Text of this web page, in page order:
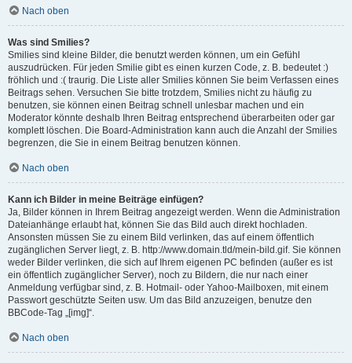
Nach oben
Was sind Smilies?
Smilies sind kleine Bilder, die benutzt werden können, um ein Gefühl
auszudrücken. Für jeden Smilie gibt es einen kurzen Code, z. B. bedeutet :)
fröhlich und :( traurig. Die Liste aller Smilies können Sie beim Verfassen eines
Beitrags sehen. Versuchen Sie bitte trotzdem, Smilies nicht zu häufig zu
benutzen, sie können einen Beitrag schnell unlesbar machen und ein
Moderator könnte deshalb Ihren Beitrag entsprechend überarbeiten oder gar
komplett löschen. Die Board-Administration kann auch die Anzahl der Smilies
begrenzen, die Sie in einem Beitrag benutzen können.
Nach oben
Kann ich Bilder in meine Beiträge einfügen?
Ja, Bilder können in Ihrem Beitrag angezeigt werden. Wenn die Administration
Dateianhänge erlaubt hat, können Sie das Bild auch direkt hochladen.
Ansonsten müssen Sie zu einem Bild verlinken, das auf einem öffentlich
zugänglichen Server liegt, z. B. http://www.domain.tld/mein-bild.gif. Sie können
weder Bilder verlinken, die sich auf Ihrem eigenen PC befinden (außer es ist
ein öffentlich zugänglicher Server), noch zu Bildern, die nur nach einer
Anmeldung verfügbar sind, z. B. Hotmail- oder Yahoo-Mailboxen, mit einem
Passwort geschützte Seiten usw. Um das Bild anzuzeigen, benutze den
BBCode-Tag „[img]“.
Nach oben